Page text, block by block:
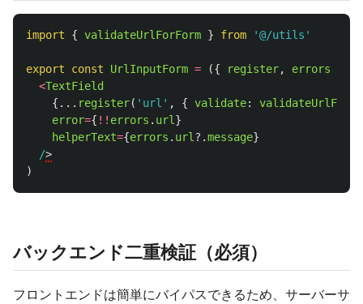
import { validateUrlForForm } from '@/utils '
export const UrlInputForm = ({ register, errors
<TextField
{... register( ' url ' , { validate:
error={ !! errors . url }
helperText={errors . url ?.message}
/
)
バックエンド二重検証（必須）
フロントエンドは簡単にバイパスできるため、サーバーサ